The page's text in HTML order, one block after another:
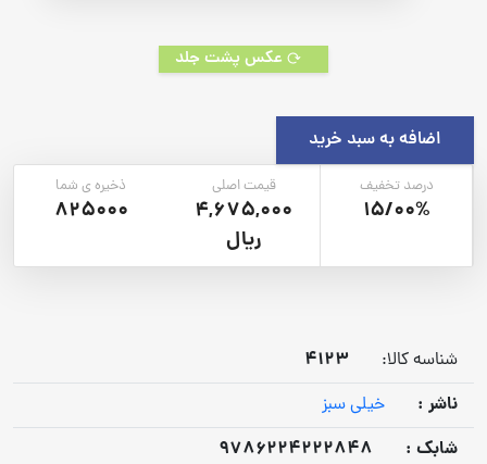
عکس پشت جلد
اضافه به سبد خرید
درصد تخفیف
15/00%
قیمت اصلی
4,675,000
ریال
ذخیره ی شما
825000
شناسه کالا:
4123
ناشر :
خیلی سبز
شابک :
9786224222848